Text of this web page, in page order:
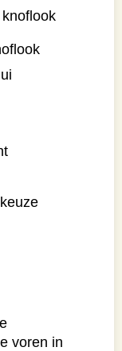
voren in